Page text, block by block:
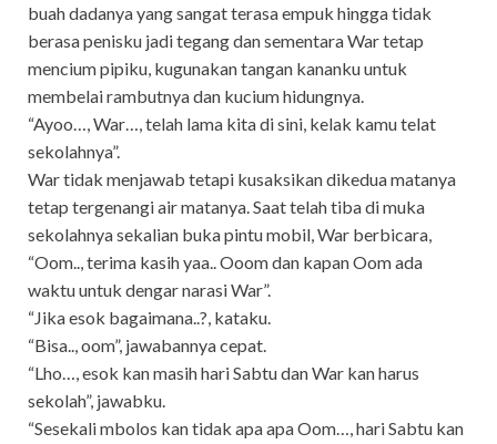
buah dadanya yang sangat terasa empuk hingga tidak
berasa penisku jadi tegang dan sementara War tetap
mencium pipiku, kugunakan tangan kananku untuk
membelai rambutnya dan kucium hidungnya.
“Ayoo…, War…, telah lama kita di sini, kelak kamu telat
sekolahnya”.
War tidak menjawab tetapi kusaksikan dikedua matanya
tetap tergenangi air matanya. Saat telah tiba di muka
sekolahnya sekalian buka pintu mobil, War berbicara,
“Oom.., terima kasih yaa.. Ooom dan kapan Oom ada
waktu untuk dengar narasi War”.
“Jika esok bagaimana..?, kataku.
“Bisa.., oom”, jawabannya cepat.
“Lho…, esok kan masih hari Sabtu dan War kan harus
sekolah”, jawabku.
“Sesekali mbolos kan tidak apa apa Oom…, hari Sabtu kan